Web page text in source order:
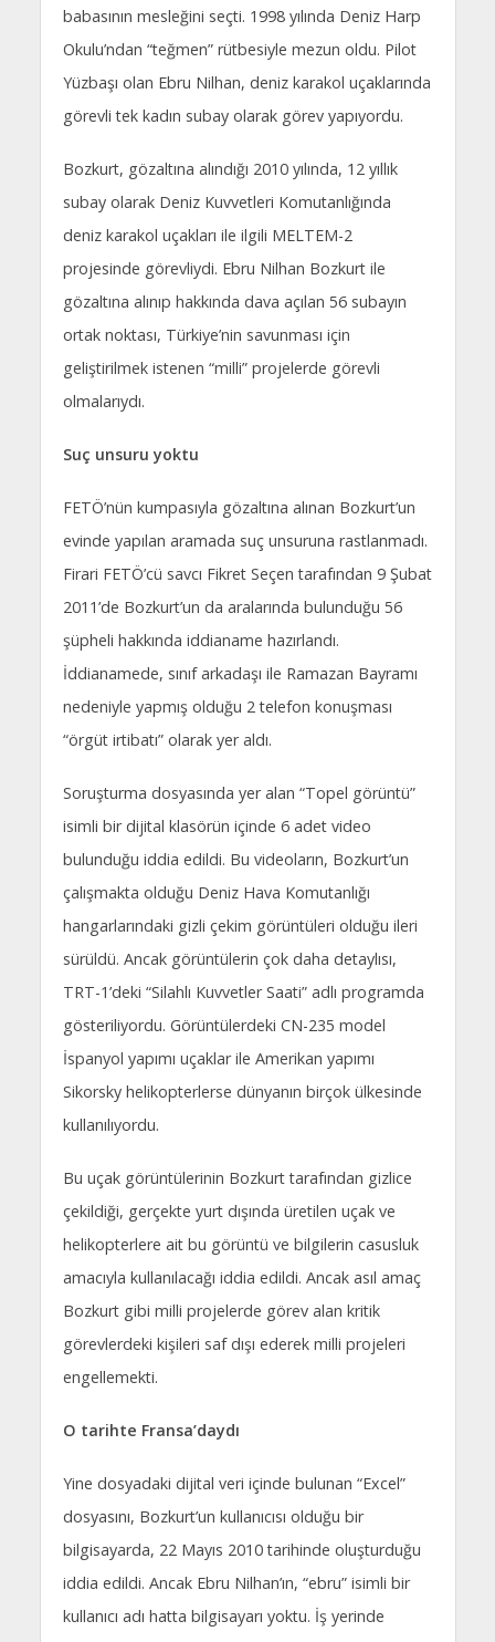
babasının mesleğini seçti. 1998 yılında Deniz Harp
Okulu’ndan “teğmen” rütbesiyle mezun oldu. Pilot
Yüzbaşı olan Ebru Nilhan, deniz karakol uçaklarında
görevli tek kadın subay olarak görev yapıyordu.
Bozkurt, gözaltına alındığı 2010 yılında, 12 yıllık
subay olarak Deniz Kuvvetleri Komutanlığında
deniz karakol uçakları ile ilgili MELTEM-2
projesinde görevliydi. Ebru Nilhan Bozkurt ile
gözaltına alınıp hakkında dava açılan 56 subayın
ortak noktası, Türkiye’nin savunması için
geliştirilmek istenen “milli” projelerde görevli
olmalarıydı.
Suç unsuru yoktu
FETÖ’nün kumpasıyla gözaltına alınan Bozkurt’un
evinde yapılan aramada suç unsuruna rastlanmadı.
Firari FETÖ’cü savcı Fikret Seçen tarafından 9 Şubat
2011’de Bozkurt’un da aralarında bulunduğu 56
şüpheli hakkında iddianame hazırlandı.
İddianamede, sınıf arkadaşı ile Ramazan Bayramı
nedeniyle yapmış olduğu 2 telefon konuşması
“örgüt irtibatı” olarak yer aldı.
Soruşturma dosyasında yer alan “Topel görüntü”
isimli bir dijital klasörün içinde 6 adet video
bulunduğu iddia edildi. Bu videoların, Bozkurt’un
çalışmakta olduğu Deniz Hava Komutanlığı
hangarlarındaki gizli çekim görüntüleri olduğu ileri
sürüldü. Ancak görüntülerin çok daha detaylısı,
TRT-1’deki “Silahlı Kuvvetler Saati” adlı programda
gösteriliyordu. Görüntülerdeki CN-235 model
İspanyol yapımı uçaklar ile Amerikan yapımı
Sikorsky helikopterlerse dünyanın birçok ülkesinde
kullanılıyordu.
Bu uçak görüntülerinin Bozkurt tarafından gizlice
çekildiği, gerçekte yurt dışında üretilen uçak ve
helikopterlere ait bu görüntü ve bilgilerin casusluk
amacıyla kullanılacağı iddia edildi. Ancak asıl amaç
Bozkurt gibi milli projelerde görev alan kritik
görevlerdeki kişileri saf dışı ederek milli projeleri
engellemekti.
O tarihte Fransa’daydı
Yine dosyadaki dijital veri içinde bulunan “Excel”
dosyasını, Bozkurt’un kullanıcısı olduğu bir
bilgisayarda, 22 Mayıs 2010 tarihinde oluşturduğu
iddia edildi. Ancak Ebru Nilhan’ın, “ebru” isimli bir
kullanıcı adı hatta bilgisayarı yoktu. İş yerinde